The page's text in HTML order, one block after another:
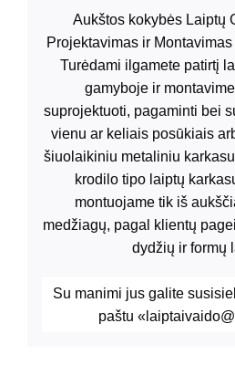
Aukštos kokybės Laiptų
Projektavimas ir
Turėdami ilgamete patirtį
gamyboje ir
suprojektuoti, pagaminti bei
vienu ar keliais posūkiais
šiuolaikiniu metaliniu
krodilo tipo laiptų
montuojame tik iš
medžiagų, pagal klientų
dydžių ir formų
Su manimi jus galite
paštu